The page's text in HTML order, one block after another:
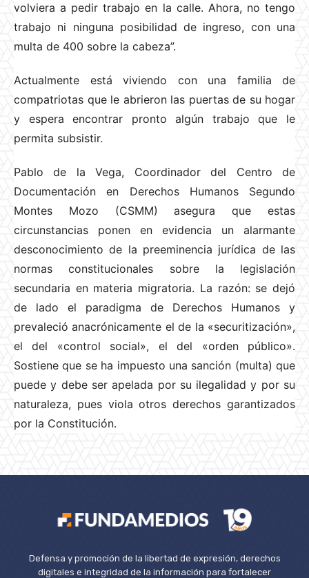
volviera a pedir trabajo en la calle. Ahora, no tengo
trabajo ni ninguna posibilidad de ingreso, con una
multa de 400 sobre la cabeza”.
Actualmente está viviendo con una familia de
compatriotas que le abrieron las puertas de su hogar
y espera encontrar pronto algún trabajo que le
permita subsistir.
Pablo de la Vega, Coordinador del Centro de
Documentación en Derechos Humanos Segundo
Montes Mozo (CSMM) asegura que estas
circunstancias ponen en evidencia un alarmante
desconocimiento de la preeminencia jurídica de las
normas constitucionales sobre la legislación
secundaria en materia migratoria. La razón: se dejó
de lado el paradigma de Derechos Humanos y
prevaleció anacrónicamente el de la «securitización»,
el del «control social», el del «orden público».
Sostiene que se ha impuesto una sanción (multa) que
puede y debe ser apelada por su ilegalidad y por su
naturaleza, pues viola otros derechos garantizados
por la Constitución.
Defensa y promoción de la libertad de expresión, derechos
digitales e integridad de la información para fortalecer